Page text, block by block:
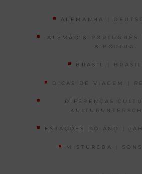
ALEMANHA |
ALEMÃO & PORTUGUÊS
& PORTUG.
BRASIL |
DICAS DE VIAGEM |
DIFERENÇAS
ESTAÇÕES DO ANO |
MISTUREBA |